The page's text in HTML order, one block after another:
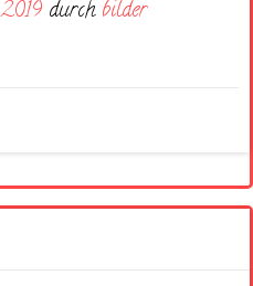
durch bilder